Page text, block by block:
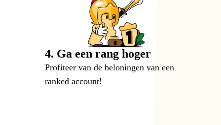
4. Ga een rang hoger
Profiteer van de beloningen van een
ranked account!